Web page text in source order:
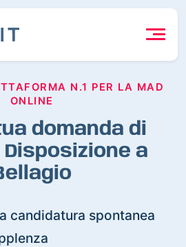
N.1 PER LA MAD
ONLINE
domanda di
a
candidatura spontanea